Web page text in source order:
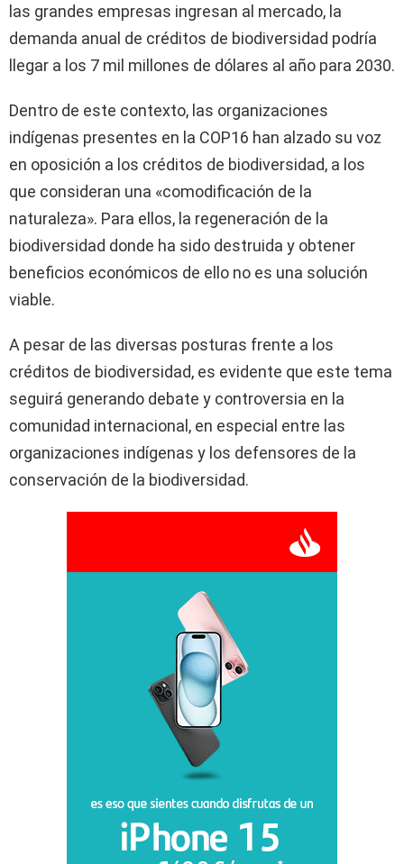
las grandes empresas ingresan al mercado, la
demanda anual de créditos de biodiversidad podría
llegar a los 7 mil millones de dólares al año para 2030.
Dentro de este contexto, las organizaciones
indígenas presentes en la COP16 han alzado su voz
en oposición a los créditos de biodiversidad, a los
que consideran una «comodificación de la
naturaleza». Para ellos, la regeneración de la
biodiversidad donde ha sido destruida y obtener
beneficios económicos de ello no es una solución
viable.
A pesar de las diversas posturas frente a los
créditos de biodiversidad, es evidente que este tema
seguirá generando debate y controversia en la
comunidad internacional, en especial entre las
organizaciones indígenas y los defensores de la
conservación de la biodiversidad.